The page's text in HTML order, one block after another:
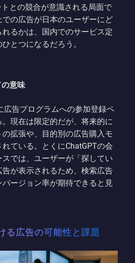
との競合が意識される局面で
での広告が日本のユーザーにど
るかは、国内でのサービス定
とつになるだろう。
意味
広告プログラムへの参加登録ペ
現在は限定的だが、将来的に
拡張や、目的別の広告購入モ
ている。とくにChatGPTの会
では、ユーザーが「探してい
が表示されるため、検索広告
ージョン率が期待できると見
る広告の可能性と課題